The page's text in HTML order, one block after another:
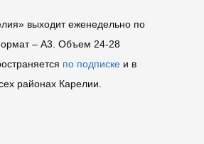
выходит еженедельно по
– A3. Объем 24-28
по подписке и в
районах Карелии.